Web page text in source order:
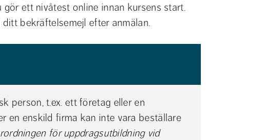
ett nivåtest online innan kursens start.
bekräftelsemejl efter anmälan.
person, t.ex. ett företag eller en
en enskild firma kan inte vara beställare
för uppdragsutbildning vid